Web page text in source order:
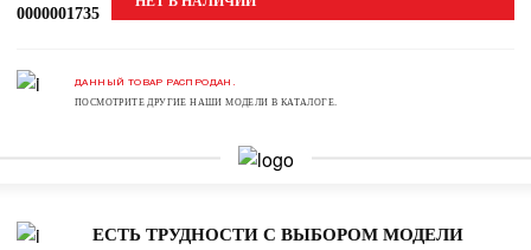
0000001735
ДАННЫЙ ТОВАР РАСПРОДАН.
ПОСМОТРИТЕ ДРУГИЕ НАШИ МОДЕЛИ В КАТАЛОГЕ.
ЕСТЬ ТРУДНОСТИ С ВЫБОРОМ МОДЕЛИ